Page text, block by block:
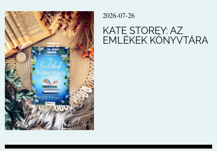
2026-07-26
KATE STOREY: AZ
EMLÉKEK KÖNYVTÁRA